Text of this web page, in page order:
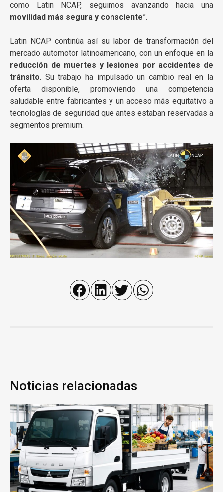
como Latin NCAP, seguimos avanzando hacia una
movilidad más segura y consciente”.
Latin NCAP continúa así su labor de transformación del
mercado automotor latinoamericano, con un enfoque en la
reducción de muertes y lesiones por accidentes de
tránsito. Su trabajo ha impulsado un cambio real en la
oferta disponible, promoviendo una competencia
saludable entre fabricantes y un acceso más equitativo a
tecnologías de seguridad que antes estaban reservadas a
segmentos premium.
Noticias relacionadas